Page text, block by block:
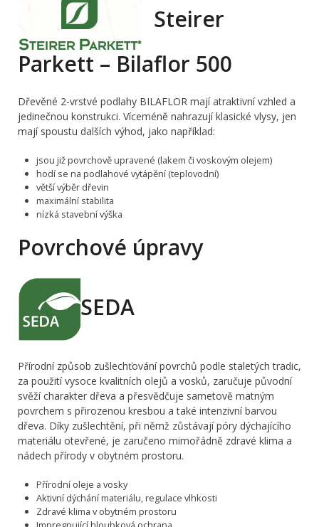
Steirer
Parkett – Bilaflor 500
Dřevěné 2-vrstvé podlahy BILAFLOR mají atraktivní vzhled a
jedinečnou konstrukci. Víceméně nahrazují klasické vlysy, jen
mají spoustu dalších výhod, jako například:
jsou již povrchově upravené (lakem či voskovým olejem)
hodí se na podlahové vytápění (teplovodní)
větší výběr dřevin
maximální stabilita
nízká stavební výška
Povrchové úpravy
SEDA
Přírodní způsob zušlechťování povrchů podle staletých tradic,
za použití vysoce kvalitních olejů a vosků, zaručuje původní
svěží charakter dřeva a přesvědčuje sametově matným
povrchem s přirozenou kresbou a také intenzivní barvou
dřeva. Díky zušlechtění, při němž zůstávají póry dýchajícího
materiálu otevřené, je zaručeno mimořádně zdravé klima a
nádech přírody v obytném prostoru.
Přírodní oleje a vosky
Aktivní dýchání materiálu, regulace vlhkosti
Zdravé klima v obytném prostoru